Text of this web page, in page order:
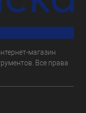
магазин
Все права